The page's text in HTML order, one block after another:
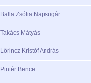
Balla Zsófia Napsugár
Takács Mátyás
Lőrincz Kristóf András
Pintér Bence